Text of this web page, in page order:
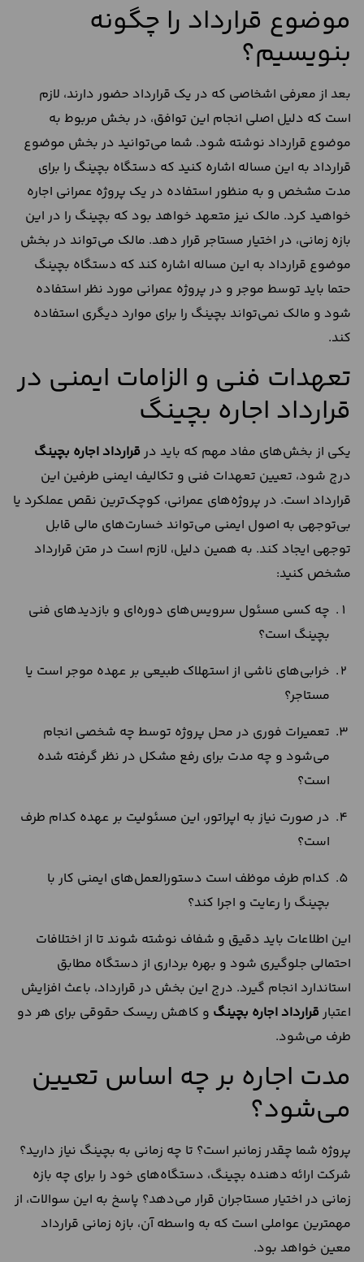
موضوع قرارداد را چگونه
بنویسیم؟
بعد از معرفی اشخاصی که در یک قرارداد حضور دارند، لازم
است که دلیل اصلی انجام این توافق، در بخش مربوط به
موضوع قرارداد نوشته شود. شما می‌توانید در بخش موضوع
قرارداد به این مساله اشاره کنید که دستگاه بچینگ را برای
مدت مشخص و به منظور استفاده در یک پروژه عمرانی اجاره
خواهید کرد. مالک نیز متعهد خواهد بود که بچینگ را در این
بازه زمانی، در اختیار مستاجر قرار دهد. مالک می‌تواند در بخش
موضوع قرارداد به این مساله اشاره کند که دستگاه بچینگ
حتما باید توسط موجر و در پروژه عمرانی مورد نظر استفاده
شود و مالک نمی‌تواند بچینگ را برای موارد دیگری استفاده
کند.
تعهدات فنی و الزامات ایمنی در
قرارداد اجاره بچینگ
یکی از بخش‌های مفاد مهم که باید در قرارداد اجاره بچینگ
درج شود، تعیین تعهدات فنی و تکالیف ایمنی طرفین این
قرارداد است. در پروژه‌های عمرانی، کوچک‌ترین نقص عملکرد یا
بی‌توجهی به اصول ایمنی می‌تواند خسارت‌های مالی قابل
توجهی ایجاد کند. به همین دلیل، لازم است در متن قرارداد
مشخص کنید:
چه کسی مسئول سرویس‌های دوره‌ای و بازدیدهای فنی
بچینگ است؟
خرابی‌های ناشی از استهلاک طبیعی بر عهده موجر است یا
مستاجر؟
تعمیرات فوری در محل پروژه توسط چه شخصی انجام
می‌شود و چه مدت برای رفع مشکل در نظر گرفته شده
است؟
در صورت نیاز به اپراتور، این مسئولیت بر عهده کدام طرف
است؟
کدام طرف موظف است دستورالعمل‌های ایمنی کار با
بچینگ را رعایت و اجرا کند؟
این اطلاعات باید دقیق و شفاف نوشته شوند تا از اختلافات
احتمالی جلوگیری شود و بهره‌ برداری از دستگاه مطابق
استاندارد انجام گیرد. درج این بخش در قرارداد، باعث افزایش
اعتبار قرارداد اجاره بچینگ و کاهش ریسک حقوقی برای هر دو
طرف می‌شود.
مدت اجاره بر چه اساس تعیین
می‌شود؟
پروژه شما چقدر زمانبر است؟ تا چه زمانی به بچینگ نیاز دارید؟
شرکت ارائه دهنده بچینگ، دستگاه‌های خود را برای چه بازه
زمانی در اختیار مستاجران قرار می‌دهد؟ پاسخ به این سوالات، از
مهمترین عواملی است که به واسطه آن، بازه زمانی قرارداد
معین خواهد بود.